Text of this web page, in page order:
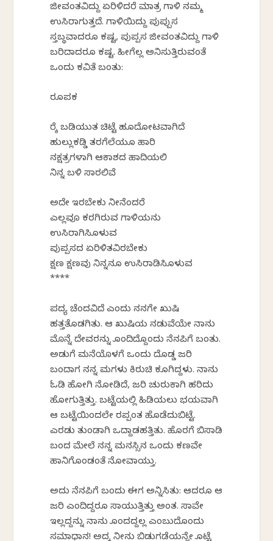
ಜೀವಂತವಿದ್ದು ಏರಿಳಿದರೆ ಮಾತ್ರ ಗಾಳಿ ನಮ್ಮ
ಉಸಿರಾಗುತ್ತದೆ. ಗಾಳಿಯಿದ್ದು ಪುಪ್ಪುಸ
ಸ್ತಬ್ಥವಾದರೂ ಕಷ್ಟ, ಪುಪ್ಪಸ ಜೀವಂತವಿದ್ದು ಗಾಳಿ
ಬರಿದಾದರೂ ಕಷ್ಟ. ಹೀಗೆಲ್ಲ ಅನಿಸುತ್ತಿರುವಂತೆ
ಒಂದು ಕವಿತೆ ಬಂತು:
ರೂಪಕ
ರೆಕ್ಕೆ ಬಡಿಯುತ ಚಿಟ್ಟೆ ಹೂದೋಟವಾಗಿದೆ
ಹುಲ್ಲುಕಡ್ಡಿ ತರಗೆಲೆಯೂ ಹಾರಿ
ನಕ್ಷತ್ರಗಳಾಗಿ ಆಕಾಶದ ಹಾದಿಯಲಿ
ನಿನ್ನ ಬಳಿ ಸಾರಲಿವೆ
ಅದೇ ಇರಬೇಕು ನೀನೆಂದರೆ
ಎಲ್ಲವೂ ಕರಗಿರುವ ಗಾಳಿಯನು
ಉಸಿರಾಗಿಸಿಕೊಳುವ
ಪುಪ್ಪಸದ ಏರಿಳಿತವಿರಬೇಕು
ಕ್ಷಣ ಕ್ಷಣವು ನಿನ್ನನೂ ಉಸಿರಾಡಿಸಿಕೊಳುವ
****
ಪದ್ಯ ಚೆಂದವಿದೆ ಎಂದು ನನಗೇ ಖುಷಿ
ಹತ್ತತೊಡಗಿತು. ಆ ಖುಷಿಯ ನಡುವೆಯೇ ನಾನು
ಮೊನ್ನೆ ದೇವರನ್ನು ಕೊಂದಿದ್ದೊಂದು ನೆನಪಿಗೆ ಬಂತು.
ಅಡುಗೆ ಮನೆಯೊಳಗೆ ಒಂದು ದೊಡ್ಡ ಜರಿ
ಬಂದಾಗ ನನ್ನ ಮಗಳು ಕಿರುಚಿ ಕೂಗಿದ್ದಳು. ನಾನು
ಓಡಿ ಹೋಗಿ ನೋಡಿದೆ, ಜರಿ ಚುರುಕಾಗಿ ಹರಿದು
ಹೋಗುತ್ತಿತ್ತು. ಬಟ್ಟೆಯಲ್ಲಿ ಹಿಡಿಯಲು ಭಯವಾಗಿ
ಆ ಬಟ್ಟೆಯಿಂದಲೇ ರಪ್ಪಂತ ಹೊಡೆದುಬಿಟ್ಟೆ.
ಎರಡು ತುಂಡಾಗಿ ಒದ್ದಾಡಹತ್ತಿತು. ಹೊರಗೆ ಬಿಸಾಡಿ
ಬಂದ ಮೇಲೆ ನನ್ನ ಮನಸ್ಸಿನ ಒಂದು ಕಣವೇ
ಹಾನಿಗೊಂಡಂತೆ ನೋವಾಯ್ತು.
ಅದು ನೆನಪಿಗೆ ಬಂದು ಈಗ ಅನ್ನಿಸಿತು: ಆದರೂ ಆ
ಜರಿ ಎಂದಿದ್ದರೂ ಸಾಯುತ್ತಿತ್ತು ಅಂತ. ಸಾವೇ
ಇಲ್ಲದ್ದನ್ನು ನಾನು ಕೊಂದದ್ದಲ್ಲ ಎಂಬುದೊಂದು
ಸಮಾಧಾನ! ಅದಕ್ಕೆ ನೀನು ಬಿಡುಗಡೆಯನ್ನೇ ಕೊಟ್ಟೆ